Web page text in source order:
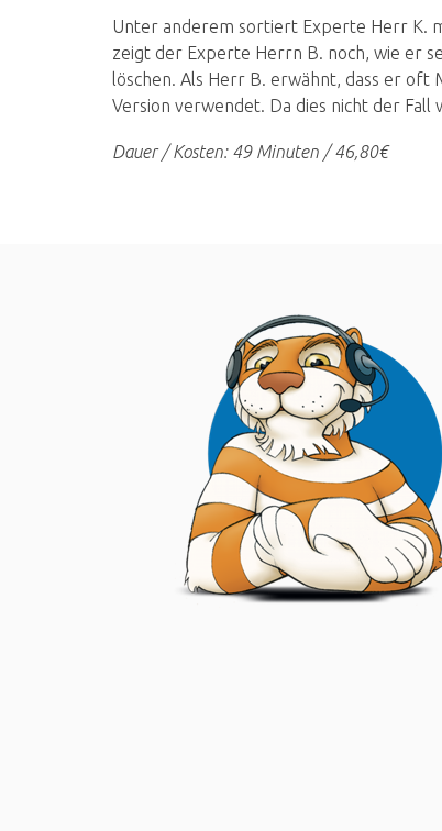
Unter anderem sortiert Experte Herr K.
zeigt der Experte Herrn B. noch, wie er
löschen. Als Herr B. erwähnt, dass er
Version verwendet. Da dies nicht der Fall
Dauer / Kosten: 49 Minuten / 46,80€